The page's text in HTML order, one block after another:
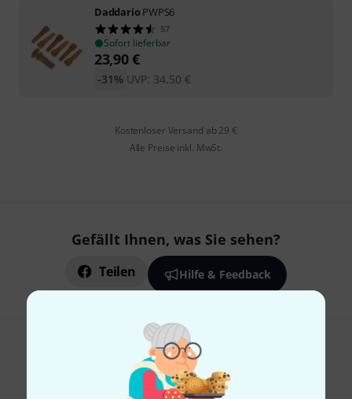
DaddarioPWPS6
57
Sofort lieferbar
23,90€
UVP: 34,50 €
-31%
Kostenloser Versand ab 29 €
Alle Preise inkl. MwSt.
Gefällt Ihnen, was Sie sehen?
Teilen Hilfe & Feedback